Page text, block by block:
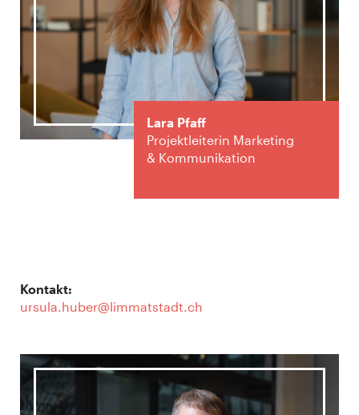
Lara Pfaff
Projektleiterin Marketing
& Kommunikation
Kontakt:
ursula.huber@limmatstadt.ch